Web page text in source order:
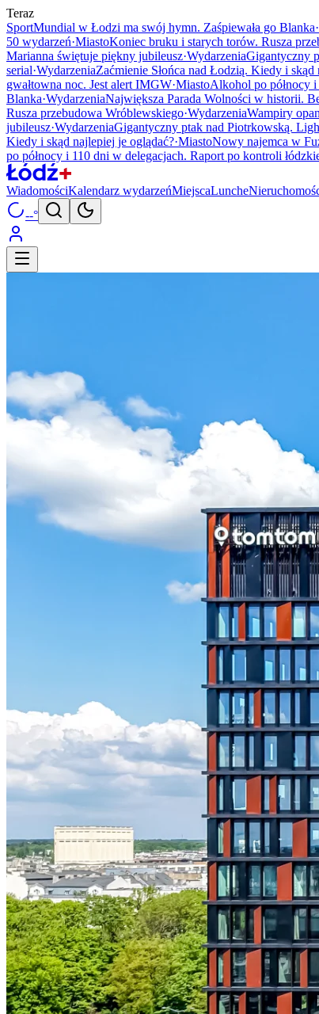
Teraz
SportMundial w Łodzi ma swój hymn. Zaśpiewała go Blanka·
50 wydarzeń·MiastoKoniec bruku i starych torów. Rusza
Marianna świętuje piękny jubileusz·WydarzeniaGigantyczny
serial·WydarzeniaZaćmienie Słońca nad Łodzią. Kiedy i skąd
gwałtowna noc. Jest alert IMGW·MiastoAlkohol po północy
Blanka·WydarzeniaNajwiększa Parada Wolności w historii.
Rusza przebudowa Wróblewskiego·WydarzeniaWampiry
jubileusz·WydarzeniaGigantyczny ptak nad Piotrkowską.
Kiedy i skąd najlepiej je oglądać?·MiastoNowy najemca w
po północy i 110 dni w delegacjach. Raport po kontroli
WiadomościKalendarz wydarzeńMiejscaLunche
--°